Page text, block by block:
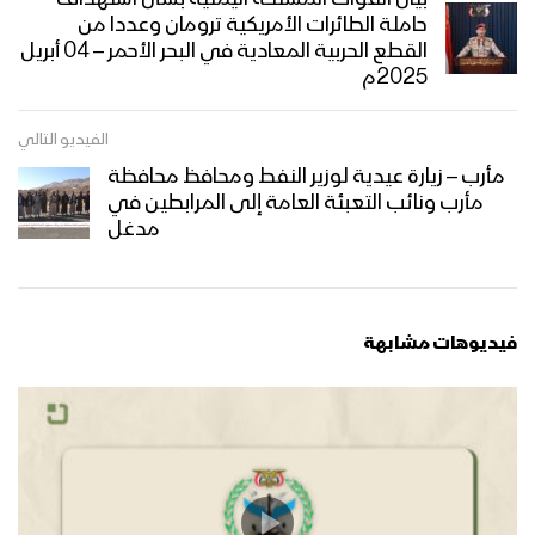
عسير – زيارة عيدية لمشائخ طخية الى
المرابطين في جبهة مجازة الشرقية
نجران – زيارة عيدية لأبناء مديرية الحشوة
صعدة ومديرية أرحب إلى المرابطين في
حلحل
الجوف – زيارة عيدية لقائد محور المرازيق
إلى اللواء 171 واللواء 207
حاملة الطائرات الأمريكية ترومان وعددا من
القطع الحربية المعادية في البحر الأحمر – 04 أبريل
2025م
الفيديو التالي
مأرب – زيارة عيدية لوزير النفط ومحافظ محافظة
مأرب ونائب التعبئة العامة إلى المرابطين في
مدغل
فيديوهات مشابهة